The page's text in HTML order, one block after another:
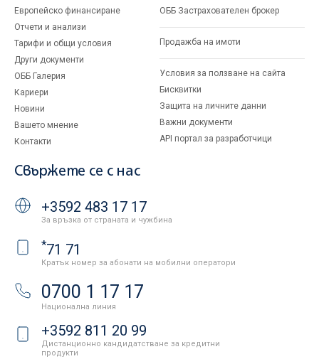
Европейско финансиране
Отчети и анализи
Тарифи и общи условия
Други документи
ОББ Галерия
Кариери
Новини
Вашето мнение
Контакти
ОББ Застрахователен брокер
Продажба на имоти
Условия за ползване на сайта
Бисквитки
Защита на личните данни
Важни документи
API портал за разработчици
Свържете се с нас
+3592 483 17 17
За връзка от страната и чужбина
*71 71
Кратък номер за абонати на мобилни оператори
0700 1 17 17
Национална линия
+3592 811 20 99
Дистанционно кандидатстване за кредитни
продукти